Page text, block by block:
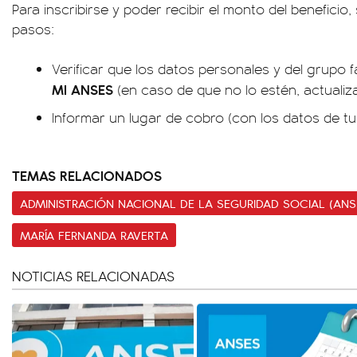
Para inscribirse y poder recibir el monto del
pasos:
Verificar que los datos personales y del grupo
MI ANSES (en caso de que no lo estén,
Informar un lugar de cobro (con los datos de
TEMAS RELACIONADOS
ADMINISTRACIÓN NACIONAL DE LA SEGURIDAD SOCIAL
MARÍA FERNANDA RAVERTA
NOTICIAS RELACIONADAS